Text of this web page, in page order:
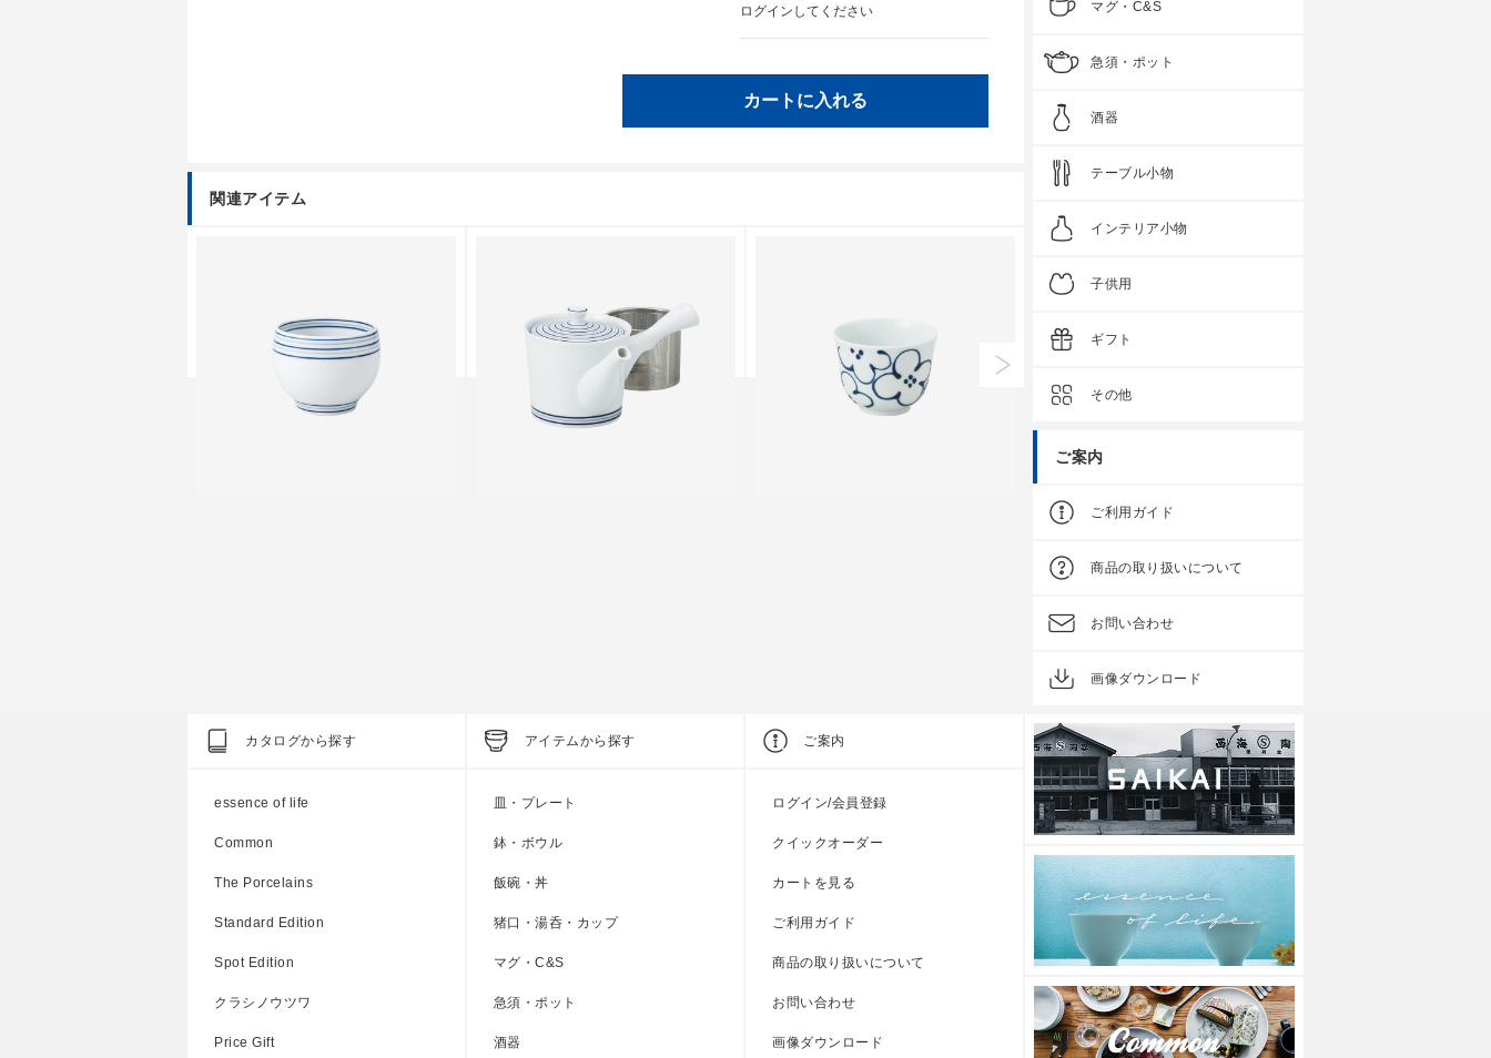
ログイン してください
カートに入れる
関連アイテム
Spot Edition
上代4,200円
マグ・C&S
急須・ポット
酒器
テーブル小物
インテリア小物
子供用
ギフト
その他
ご案内
ご利用ガイド
商品の取り扱いについて
お問い合わせ
画像ダウンロード
カタログから探す
essence of life
Common
The Porcelains
Standard Edition
Spot Edition
クラシノウツワ
Price Gift
アイテムから探す
皿・プレート
鉢・ボウル
飯碗・丼
猪口・湯呑・カップ
マグ・C&S
急須・ポット
酒器
ご案内
ログイン/会員登録
クイックオーダー
カートを見る
ご利用ガイド
商品の取り扱いについて
お問い合わせ
画像ダウンロード